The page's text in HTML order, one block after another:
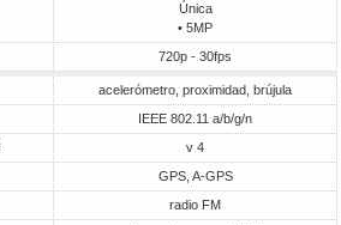
Única
• 5MP
720p - 30fps
acelerómetro, proximidad, brújula
IEEE 802.11 a/b/g/n
v 4
GPS, A-GPS
radio FM